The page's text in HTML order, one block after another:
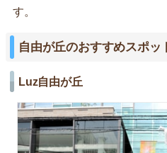
す。
自由が丘のおすすめスポッ
Luz自由が丘